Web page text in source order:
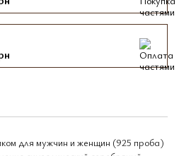
для мужчин и женщин (925 проба)